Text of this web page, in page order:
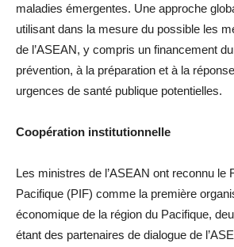
maladies émergentes. Une approche
utilisant dans la mesure du possible les
de l’ASEAN, y compris un financement
prévention, à la préparation et à la
urgences de santé publique potentielles.
Coopération institutionnelle
Les ministres de l’ASEAN ont reconnu le
Pacifique (PIF) comme la première
économique de la région du Pacifique,
étant des partenaires de dialogue de